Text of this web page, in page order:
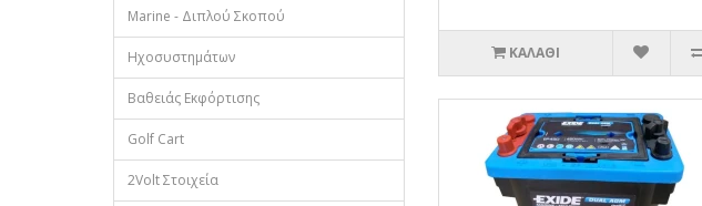
Marine - Διπλού Σκοπού
Ηχοσυστημάτων
Βαθειάς Εκφόρτισης
Golf Cart
2Volt Στοιχεία
ΚΑΛΆΘΙ